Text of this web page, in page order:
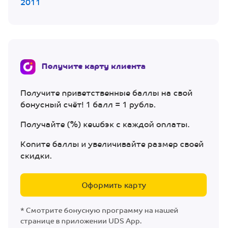
Получите карту клиента
Получите приветственные баллы на свой
бонусный счёт! 1 балл = 1 рубль.
Получайте (%) кешбэк с каждой оплаты.
Копите баллы и увеличивайте размер своей
скидки.
Оформить карту
* Смотрите бонусную программу на нашей
странице в приложении UDS App.